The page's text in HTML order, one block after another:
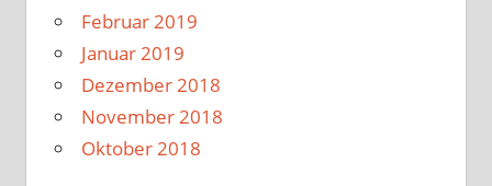
Februar 2019
Januar 2019
Dezember 2018
November 2018
Oktober 2018